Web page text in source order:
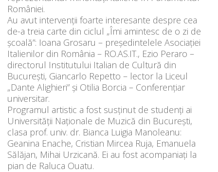
României.
Au avut intervenții foarte interesante despre cea
de-a treia carte din ciclul „Îmi amintesc de o zi de
școală”: Ioana Grosaru – președintelele Asociației
Italienilor din România – RO.AS.IT., Ezio Peraro –
directorul Institutului Italian de Cultură din
București, Giancarlo Repetto – lector la Liceul
„Dante Alighieri” și Otilia Borcia – Conferențiar
universitar.
Programul artistic a fost susținut de studenți ai
Universității Naționale de Muzică din București,
clasa prof. univ. dr. Bianca Luigia Manoleanu:
Geanina Enache, Cristian Mircea Ruja, Emanuela
Sălăjan, Mihai Urzicană. Ei au fost acompaniați la
pian de Raluca Ouatu.